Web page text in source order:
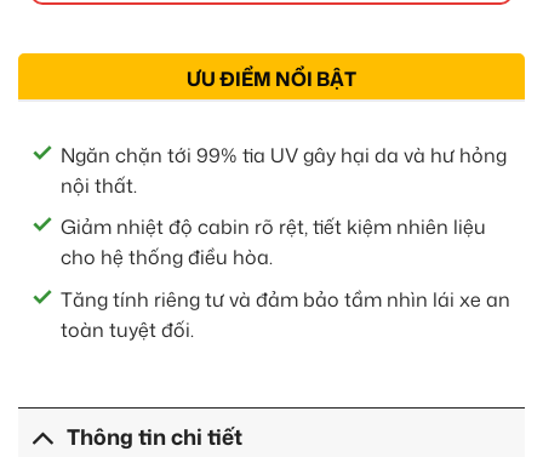
ƯU ĐIỂM NỔI BẬT
Ngăn chặn tới 99% tia UV gây hại da và hư hỏng
nội thất.
Giảm nhiệt độ cabin rõ rệt, tiết kiệm nhiên liệu
cho hệ thống điều hòa.
Tăng tính riêng tư và đảm bảo tầm nhìn lái xe an
toàn tuyệt đối.
Thông tin chi tiết